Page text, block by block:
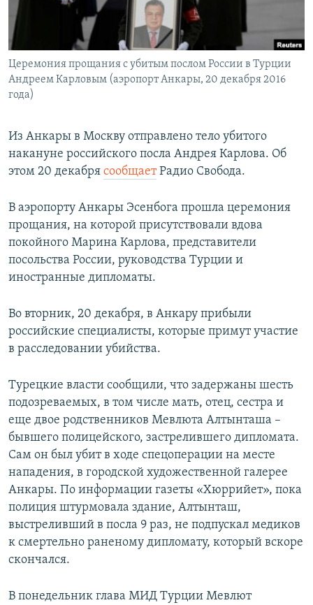
КРЫМ.НЕПОКОРЕННЫЙ
УКРАИНСКАЯ ПРОБЛЕМА КРЫМА
Все сайты RFE/RL
Церемония прощания с убитым послом России в Турции
Андреем Карловым (аэропорт Анкары, 20 декабря 2016
года)
Из Анкары в Москву отправлено тело убитого
накануне российского посла Андрея Карлова. Об
этом 20 декабря сообщаетРадио Свобода.
В аэропорту Анкары Эсенбога прошла церемония
прощания, на которой присутствовали вдова
покойного Марина Карлова, представители
посольства России, руководства Турции и
иностранные дипломаты.
Во вторник, 20 декабря, в Анкару прибыли
российские специалисты, которые примут участие
в расследовании убийства.
Турецкие власти сообщили, что задержаны шесть
подозреваемых, в том числе мать, отец, сестра и
еще двое родственников Мевлюта Алтынташа –
бывшего полицейского, застрелившего дипломата.
Сам он был убит в ходе спецоперации на месте
нападения, в городской художественной галерее
Анкары. По информации газеты «Хюррийет», пока
полиция штурмовала здание, Алтынташ,
выстреливший в посла 9 раз, не подпускал медиков
к смертельно раненому дипломату, который вскоре
скончался.
В понедельник глава МИД Турции Мевлют